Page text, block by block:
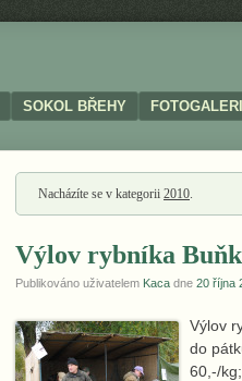
SOKOL BŘEHY
Nacházíte se v kategorii 2010.
Výlov rybníka
Publikováno uživatelem Kaca dne 20 října
Výlov
do
60,-/